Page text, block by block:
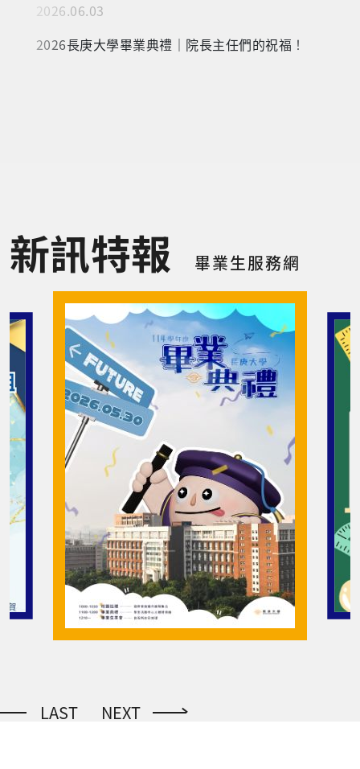
2026.06.03
2026長庚大學畢業典禮｜院長主任們的祝福！
新訊特報 畢業生服務網
LAST NEXT